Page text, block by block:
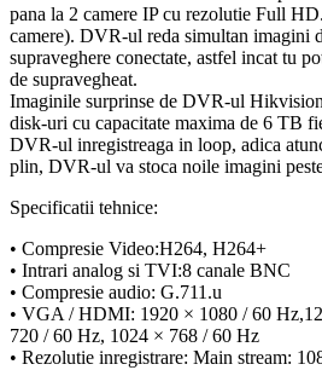
pana la 2 camere IP cu rezolutie Full
camere). DVR-ul reda simultan imagini
supraveghere conectate, astfel incat tu
de supravegheat.
Imaginile surprinse de DVR-ul
disk-uri cu capacitate maxima de 6 TB
DVR-ul inregistreaga in loop, adica
plin, DVR-ul va stoca noile imagini
Specificatii tehnice:
• Compresie Video:H264, H264+
• Intrari analog si TVI:8 canale BNC
• Compresie audio: G.711.u
• VGA / HDMI: 1920 × 1080 / 60
720 / 60 Hz, 1024 × 768 / 60 Hz
• Rezolutie inregistrare: Main stream: